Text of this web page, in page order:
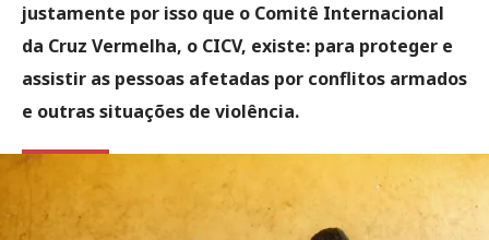
justamente por isso que o Comitê Internacional
da Cruz Vermelha, o CICV, existe: para proteger e
assistir as pessoas afetadas por conflitos armados
e outras situações de violência.